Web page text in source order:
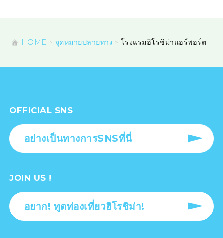
HOME จุดหมายปลายทาง โรงแรมฮิโรชิม่าแอร์พอร์ต
OFFICIAL SNS
อย่างเป็นทางการSNSที่นี่
JOIN US !
อยาก! ทูตท่องเที่ยวฮิโรชิม่า!